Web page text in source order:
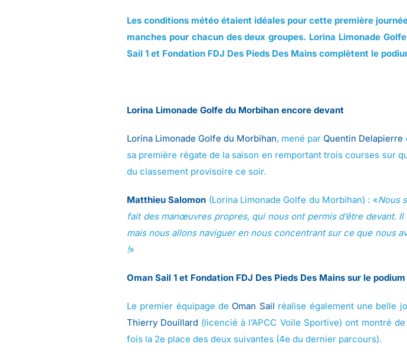
Les conditions météo étaient idéales pour cette première
manches pour chacun des deux groupes. Lorina Limonade
Sail 1 et Fondation FDJ Des Pieds Des Mains complètent le
Lorina Limonade Golfe du Morbihan encore devant
Lorina Limonade Golfe du Morbihan, mené par Quentin Delapierre
sa première régate de la saison en remportant trois courses sur
du classement provisoire ce soir.
Matthieu Salomon (Lorina Limonade Golfe du Morbihan) : «Nous
fait des manœuvres propres, qui nous ont permis d’être devant.
mais nous allons naviguer en nous concentrant sur ce que nous
!»
Oman Sail 1 et Fondation FDJ Des Pieds Des Mains sur le
Le premier équipage de Oman Sail réalise également une belle
Thierry Douillard (licencié à l’APCC Voile Sportive) ont montré
fois la 2e place des deux suivantes (4e du dernier parcours).